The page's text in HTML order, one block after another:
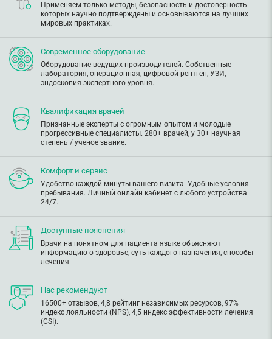
Применяем только методы, безопасность и достоверность
которых научно подтверждены и основываются на лучших
мировых практиках.
Современное оборудование
Оборудование ведущих производителей. Собственные
лаборатория, операционная, цифровой рентген, УЗИ,
эндоскопия экспертного уровня.
Квалификация врачей
Признанные эксперты с огромным опытом и молодые
прогрессивные специалисты. 280+ врачей, у 30+ научная
степень / ученое звание.
Комфорт и сервис
Удобство каждой минуты вашего визита. Удобные условия
пребывания. Личный онлайн кабинет с любого устройства
24/7.
Доступные пояснения
Врачи на понятном для пациента языке объясняют
информацию о здоровье, суть каждого назначения, способы
лечения.
Нас рекомендуют
16500+ отзывов, 4,8 рейтинг независимых ресурсов, 97%
индекс лояльности (NPS), 4,5 индекс эффективности лечения
(CSI).